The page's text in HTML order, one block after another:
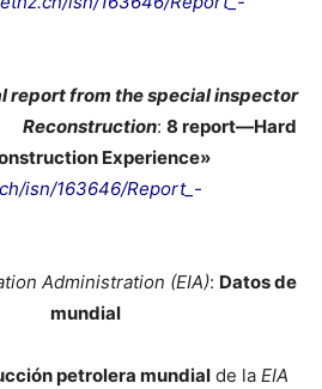
report from the special inspector
: 8 report—Hard
Experience»
isn/163646/Report_-
Administration (EIA): Datos de
mundial
petrolera mundial de la EIA